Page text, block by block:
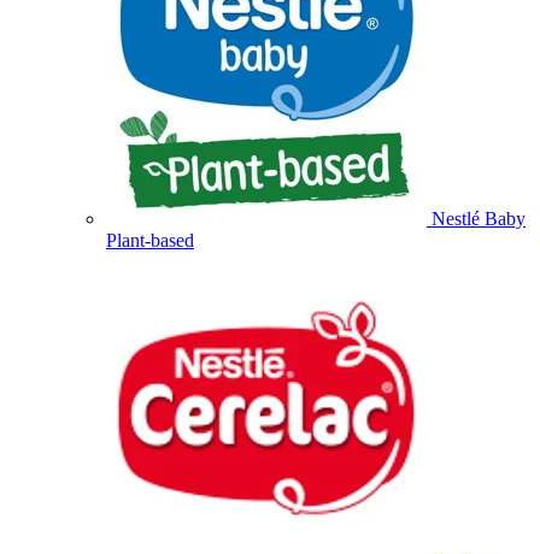
Nestlé Baby
Plant-based